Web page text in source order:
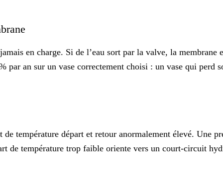
en charge. Si de l’eau sort par la valve, la
par an sur un vase correctement choisi : un vase qui perd
température départ et retour anormalement élevé. Une
de température trop faible oriente vers un court-circuit